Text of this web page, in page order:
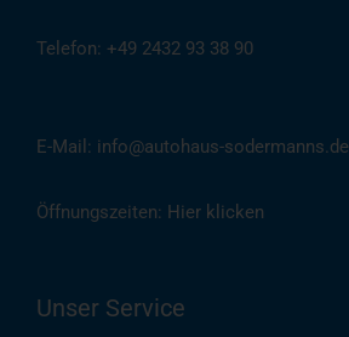
Telefon: +49 2432 93 38 90
E-Mail: info@autohaus-sodermanns.de
Öffnungszeiten: Hier klicken
Unser Service